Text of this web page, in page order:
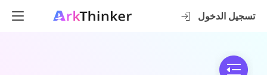
تسجيل الدخول